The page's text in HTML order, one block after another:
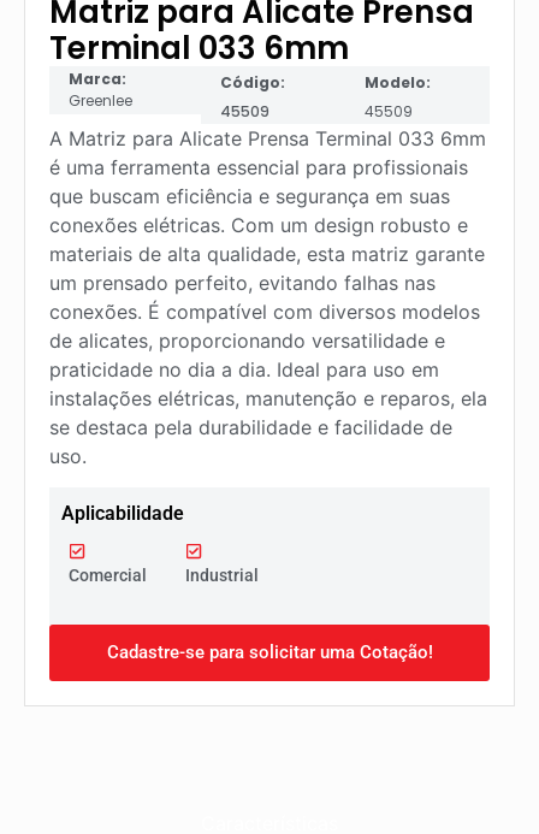
Matriz para Alicate Prensa
Terminal 033 6mm
Marca:
Greenlee
Código:
45509
Modelo:
45509
A Matriz para Alicate Prensa Terminal 033 6mm
é uma ferramenta essencial para profissionais
que buscam eficiência e segurança em suas
conexões elétricas. Com um design robusto e
materiais de alta qualidade, esta matriz garante
um prensado perfeito, evitando falhas nas
conexões. É compatível com diversos modelos
de alicates, proporcionando versatilidade e
praticidade no dia a dia. Ideal para uso em
instalações elétricas, manutenção e reparos, ela
se destaca pela durabilidade e facilidade de
uso.
Aplicabilidade
Comercial Industrial
Cadastre-se para solicitar uma Cotação!